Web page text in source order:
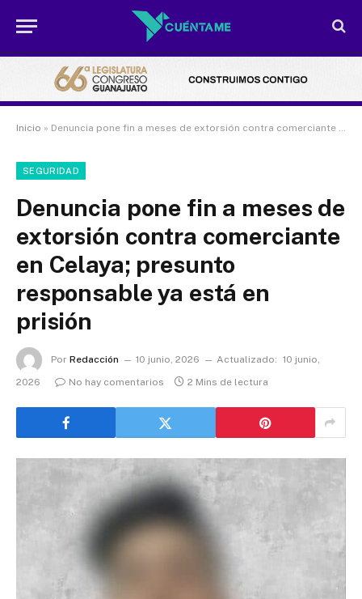
Inicio » Denuncia pone fin a meses de extorsión contra comerciante en Celaya; presunto responsable ya está en prisión
SEGURIDAD
Denuncia pone fin a meses de
extorsión contra comerciante
en Celaya; presunto
responsable ya está en
prisión
Por Redacción 10 junio, 2026 Actualizado: 10 junio,
2026
No hay comentarios 2 Mins de lectura